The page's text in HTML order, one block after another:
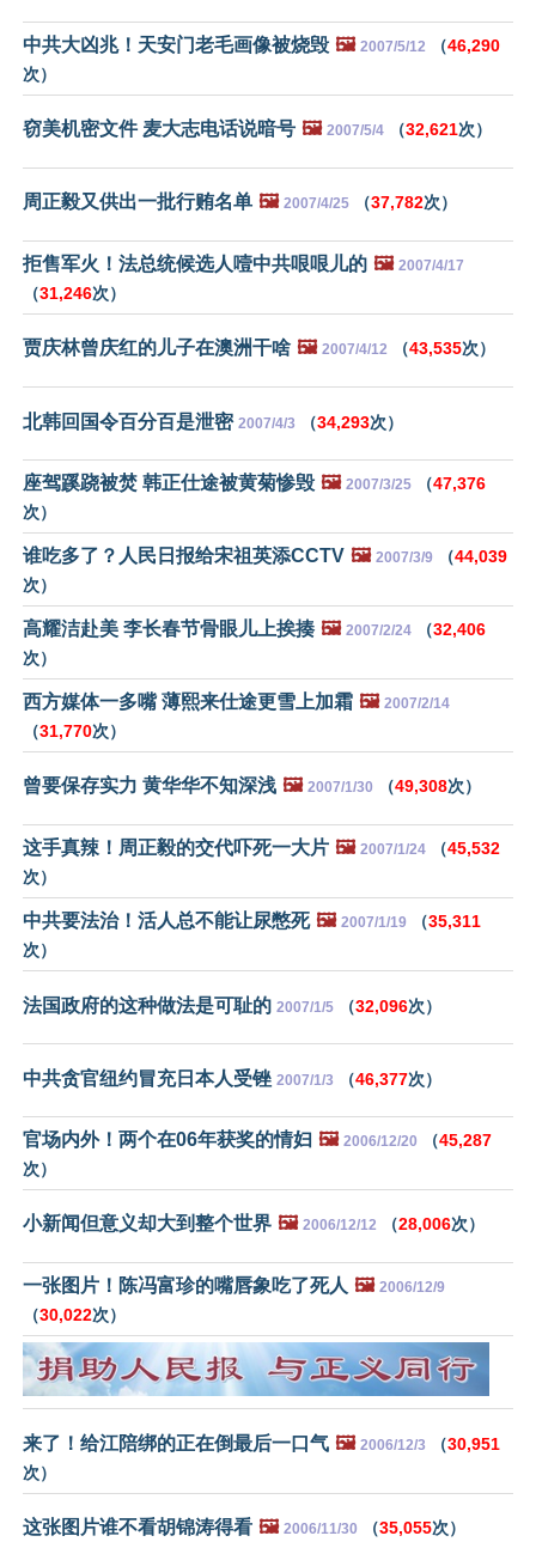
中共大凶兆！天安门老毛画像被烧毁 🖼️ 2007/5/12 （46,290
次）
窃美机密文件 麦大志电话说暗号 🖼️ 2007/5/4 （32,621次）
周正毅又供出一批行贿名单 🖼️ 2007/4/25 （37,782次）
拒售军火！法总统候选人噎中共哏哏儿的 🖼️ 2007/4/17
（31,246次）
贾庆林曾庆红的儿子在澳洲干啥 🖼️ 2007/4/12 （43,535次）
北韩回国令百分百是泄密 2007/4/3 （34,293次）
座驾蹊跷被焚 韩正仕途被黄菊惨毁 🖼️ 2007/3/25 （47,376
次）
谁吃多了？人民日报给宋祖英添CCTV 🖼️ 2007/3/9 （44,039
次）
高耀洁赴美 李长春节骨眼儿上挨揍 🖼️ 2007/2/24 （32,406
次）
西方媒体一多嘴 薄熙来仕途更雪上加霜 🖼️ 2007/2/14
（31,770次）
曾要保存实力 黄华华不知深浅 🖼️ 2007/1/30 （49,308次）
这手真辣！周正毅的交代吓死一大片 🖼️ 2007/1/24 （45,532
次）
中共要法治！活人总不能让尿憋死 🖼️ 2007/1/19 （35,311
次）
法国政府的这种做法是可耻的 2007/1/5 （32,096次）
中共贪官纽约冒充日本人受锉 2007/1/3 （46,377次）
官场内外！两个在06年获奖的情妇 🖼️ 2006/12/20 （45,287
次）
小新闻但意义却大到整个世界 🖼️ 2006/12/12 （28,006次）
一张图片！陈冯富珍的嘴唇象吃了死人 🖼️ 2006/12/9
（30,022次）
来了！给江陪绑的正在倒最后一口气 🖼️ 2006/12/3 （30,951
次）
这张图片谁不看胡锦涛得看 🖼️ 2006/11/30 （35,055次）